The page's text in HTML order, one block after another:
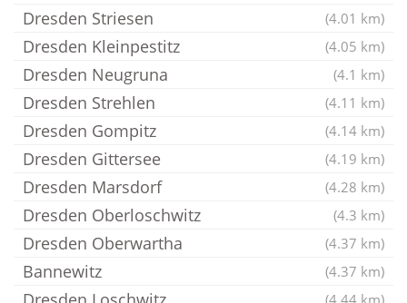
Dresden Striesen (4.01 km)
Dresden Kleinpestitz (4.05 km)
Dresden Neugruna (4.1 km)
Dresden Strehlen (4.11 km)
Dresden Gompitz (4.14 km)
Dresden Gittersee (4.19 km)
Dresden Marsdorf (4.28 km)
Dresden Oberloschwitz (4.3 km)
Dresden Oberwartha (4.37 km)
Bannewitz (4.37 km)
(4.44 km)